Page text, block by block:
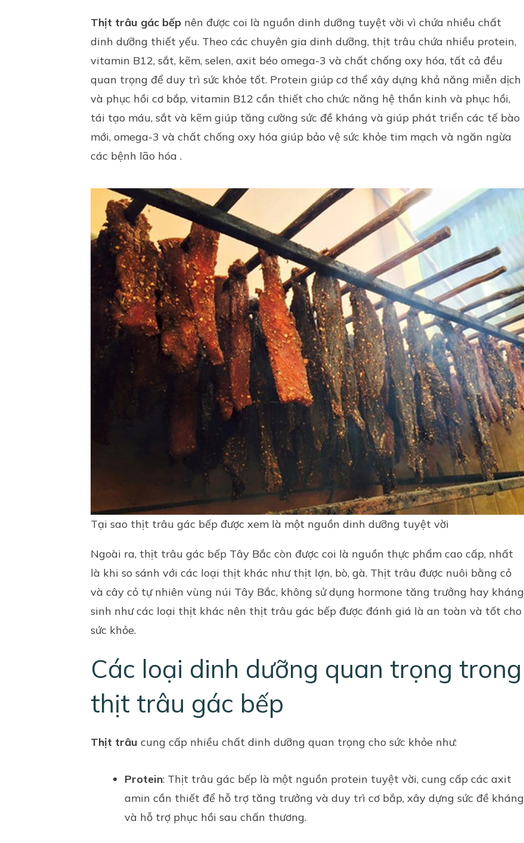
Thịt trâu gác bếp nên được coi là nguồn dinh dưỡng tuyệt vời vì chứa nhiều chất
dinh dưỡng thiết yếu. Theo các chuyên gia dinh dưỡng, thịt trâu chứa nhiều protein,
vitamin B12, sắt, kẽm, selen, axit béo omega-3 và chất chống oxy hóa, tất cả đều
quan trọng để duy trì sức khỏe tốt. Protein giúp cơ thể xây dựng khả năng miễn dịch
và phục hồi cơ bắp, vitamin B12 cần thiết cho chức năng hệ thần kinh và phục hồi,
tái tạo máu, sắt và kẽm giúp tăng cường sức đề kháng và giúp phát triển các tế bào
mới, omega-3 và chất chống oxy hóa giúp bảo vệ sức khỏe tim mạch và ngăn ngừa
các bệnh lão hóa .
Tại sao thịt trâu gác bếp được xem là một nguồn dinh dưỡng tuyệt vời
Ngoài ra, thịt trâu gác bếp Tây Bắc còn được coi là nguồn thực phẩm cao cấp, nhất
là khi so sánh với các loại thịt khác như thịt lợn, bò, gà. Thịt trâu được nuôi bằng cỏ
và cây cỏ tự nhiên vùng núi Tây Bắc, không sử dụng hormone tăng trưởng hay kháng
sinh như các loại thịt khác nên thịt trâu gác bếp được đánh giá là an toàn và tốt cho
sức khỏe.
Các loại dinh dưỡng quan trọng trong
thịt trâu gác bếp
Thịt trâu cung cấp nhiều chất dinh dưỡng quan trọng cho sức khỏe như:
Protein: Thịt trâu gác bếp là một nguồn protein tuyệt vời, cung cấp các axit
amin cần thiết để hỗ trợ tăng trưởng và duy trì cơ bắp, xây dựng sức đề kháng
và hỗ trợ phục hồi sau chấn thương.